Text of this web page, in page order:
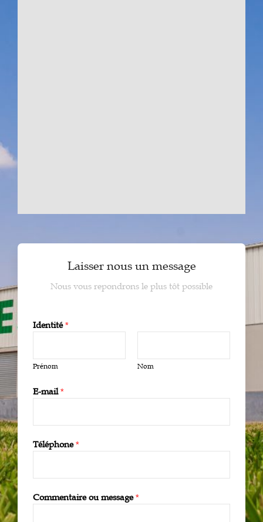
Laisser nous un message
Nous vous repondrons le plus tôt possible
Identité*
Prénom Nom
E-mail*
Téléphone*
Commentaire ou message*